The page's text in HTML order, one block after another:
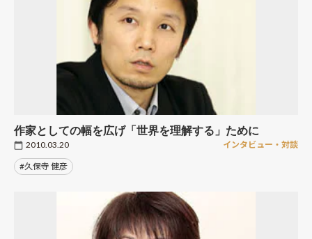
作家としての幅を広げ「世界を理解する」ために
2010.03.20 インタビュー・対談
#久保寺 健彦